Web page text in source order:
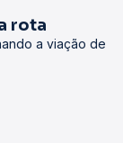
rota
a viação de